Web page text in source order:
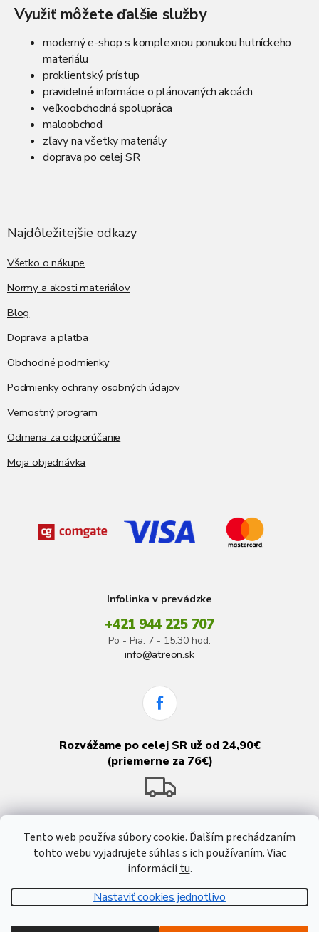
Tento web používa súbory cookie. Ďalším prechádzaním
tohto webu vyjadrujete súhlas s ich používaním. Viac
informáciítu.
Nastaviť cookies jednotlivo
c
e
k
y
ý
p
a
n
e
Využiť môžete ďalšie služby
moderný e-shop s komplexnou ponukou hutníckeho
materiálu
proklientský prístup
pravidelné informácie o plánovaných akciách
veľkoobchodná spolupráca
maloobchod
zľavy na všetky materiály
doprava po celej SR
Najdôležitejšie odkazy
Všetko o nákupe
Normy a akosti materiálov
Blog
Doprava a platba
Obchodné podmienky
Podmienky ochrany osobných údajov
Vernostný program
Odmena za odporúčanie
Moja objednávka
Infolinka v prevádzke
+421 944 225 707
Po - Pia: 7 - 15:30 hod.
info@atreon.sk
Rozvážame po celej SR už od 24,90€
(priemerne za 76€)
Vytvoril Shoptet